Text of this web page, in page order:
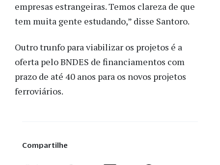
empresas estrangeiras. Temos clareza de que
tem muita gente estudando,” disse Santoro.
Outro trunfo para viabilizar os projetos é a
oferta pelo BNDES de financiamentos com
prazo de até 40 anos para os novos projetos
ferroviários.
Compartilhe